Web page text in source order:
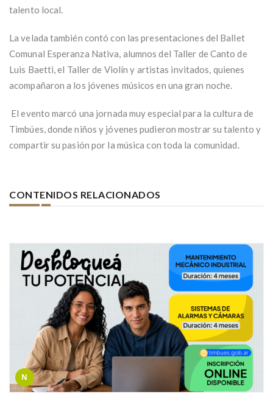
talento local.
La velada también contó con las presentaciones del Ballet
Comunal Esperanza Nativa, alumnos del Taller de Canto de
Luis Baetti, el Taller de Violín y artistas invitados, quienes
acompañaron a los jóvenes músicos en una gran noche.
El evento marcó una jornada muy especial para la cultura de
Timbúes, donde niños y jóvenes pudieron mostrar su talento y
compartir su pasión por la música con toda la comunidad.
CONTENIDOS RELACIONADOS
N